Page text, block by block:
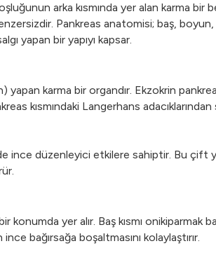
arka kısmında yer alan karma bir
Pankreas anatomisi; baş,
yapan bir yapıyı kapsar.
yapan karma bir organdır. Ekzokrin
kısmındaki Langerhans
düzenleyici etkilere sahiptir. Bu çift
yer alır. Baş kısmı onikiparmak
bağırsağa boşaltmasını kolaylaştırır.